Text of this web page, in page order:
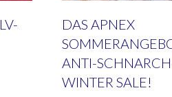
DAS APNEX
ANTI-
WINTER SALE!